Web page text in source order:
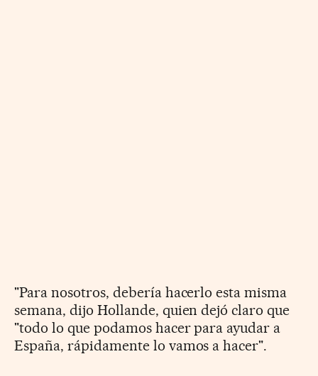
"Para nosotros, debería hacerlo esta misma
semana, dijo Hollande, quien dejó claro que
"todo lo que podamos hacer para ayudar a
España, rápidamente lo vamos a hacer".